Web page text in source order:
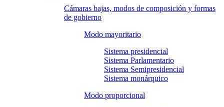
Cámaras bajas, modos de composición y formas
de gobierno
Modo mayoritario
Sistema presidencial
Sistema Parlamentario
Sistema Semipresidencial
Sistema monárquico
Modo proporcional